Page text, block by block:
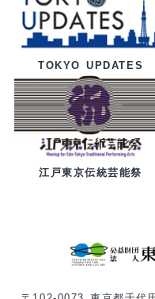
TOKYO UPDATES
江戸東京伝統芸能祭